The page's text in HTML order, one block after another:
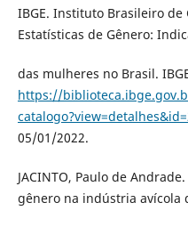
IBGE. Instituto Brasileiro de
Estatísticas de Gênero:
das mulheres no Brasil.
https://
05/01/2022.
JACINTO, Paulo de
gênero na indústria avícola